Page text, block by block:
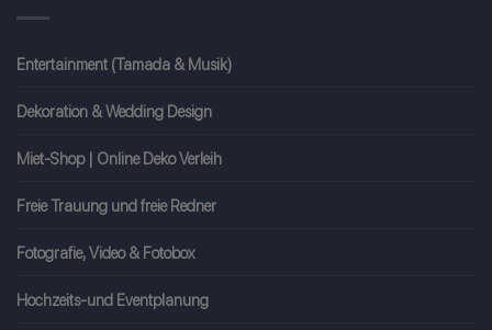
Entertainment (Tamada & Musik)
Dekoration & Wedding Design
Miet-Shop | Online Deko Verleih
Freie Trauung und freie Redner
Fotografie, Video & Fotobox
Hochzeits-und Eventplanung